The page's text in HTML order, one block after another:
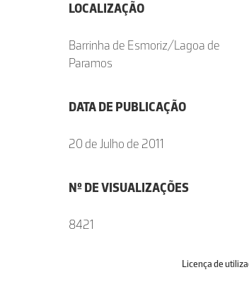
LOCALIZAÇÃO
Barrinha de Esmoriz/Lagoa de
Paramos
DATA DE PUBLICAÇÃO
20 de Julho de 2011
Nº DE VISUALIZAÇÕES
8421
Licença de